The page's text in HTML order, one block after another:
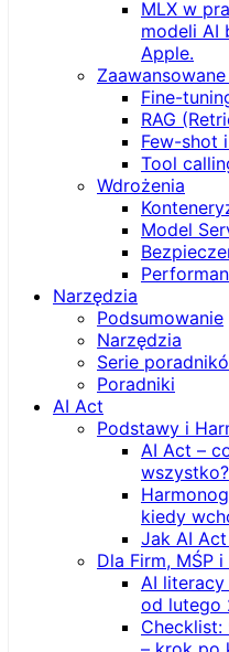
MLX w
modeli AI
Apple.
Fine-
RAG
Few-shot
Tool
Wdrożenia
Model
Narzędzia
Podsumowanie
Narzędzia
Serie
Poradniki
AI Act
Podstawy i
AI Act –
wszystko?
kiedy
Jak AI
Dla Firm, MŚP
AI
od lutego